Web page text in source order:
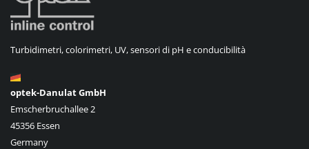
Turbidimetri, colorimetri, UV, sensori di pH e conducibilità
optek-Danulat GmbH
Emscherbruchallee 2
45356 Essen
Germany